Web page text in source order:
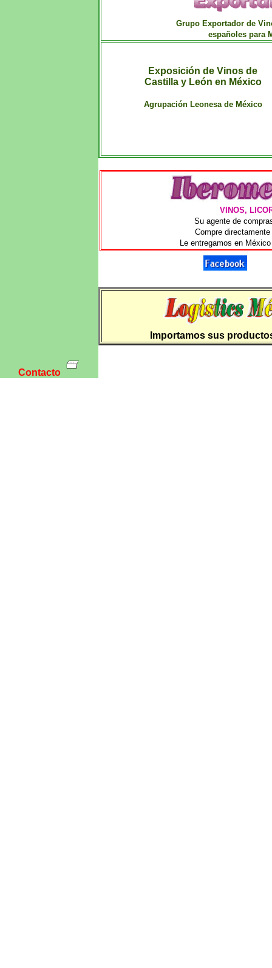
Grupo Exportador de
españoles para
Exposición de Vinos de
Castilla y León en México
Agrupación Leonesa de México
VINOS,
Su agente de
Compre
Le entregamos en
Importamos sus
Contacto